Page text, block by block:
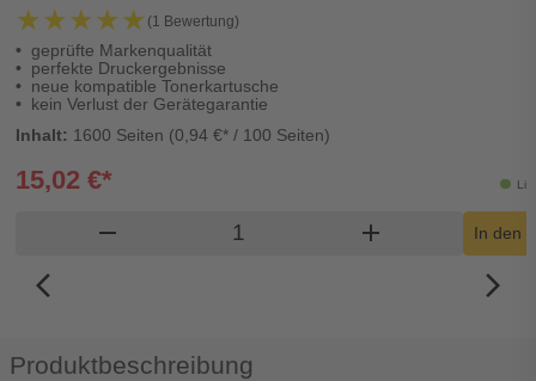
★★★★★
★★★★★ (1 Bewertung)
geprüfte Markenqualität
perfekte Druckergebnisse
neue kompatible Tonerkartusche
kein Verlust der Gerätegarantie
Inhalt: 1600 Seiten (0,94 €* / 100 Seiten)
15,02 €*
remove Produkt Warenkorb Menge
add In den
arrow_back_ios_new arrow_forward_ios
Produktbeschreibung